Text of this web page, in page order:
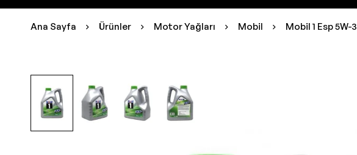
Ana Sayfa Ürünler Motor Yağları Mobil Mobil 1 Esp